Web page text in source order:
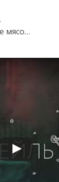
мясо…